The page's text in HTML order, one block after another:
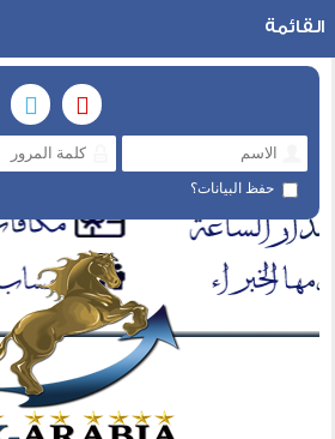
حفظ البيانات؟
القائمة